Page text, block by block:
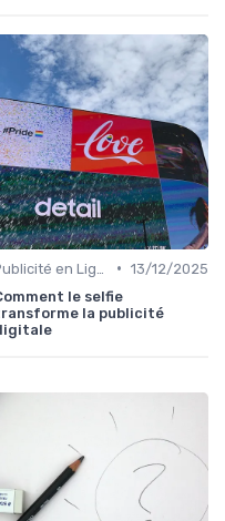
• 13/12/2025
le selfie
la publicité